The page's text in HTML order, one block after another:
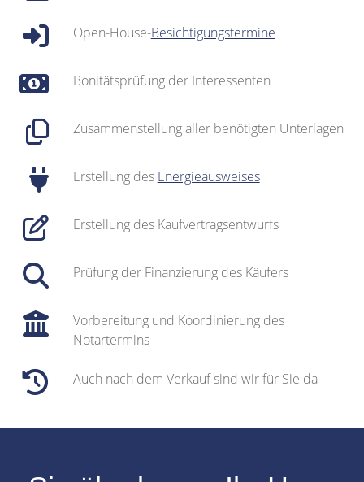
Open-House-Besichtigungstermine
Bonitätsprüfung der Interessenten
Zusammenstellung aller benötigten Unterlagen
Erstellung des Energieausweises
Erstellung des Kaufvertragsentwurfs
Prüfung der Finanzierung des Käufers
Vorbereitung und Koordinierung des
Notartermins
Auch nach dem Verkauf sind wir für Sie da